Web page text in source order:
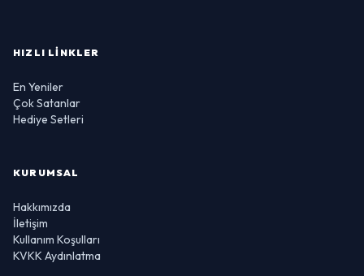
HIZLI LINKLER
En Yeniler
Çok Satanlar
Hediye Setleri
KURUMSAL
Hakkımızda
İletişim
Kullanım Koşulları
KVKK Aydınlatma